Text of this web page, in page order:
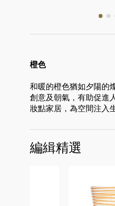
橙色
和暖的橙色猶如夕陽的
創意及朝氣，有助促進
妝點家居，為空間注入
編緝精選